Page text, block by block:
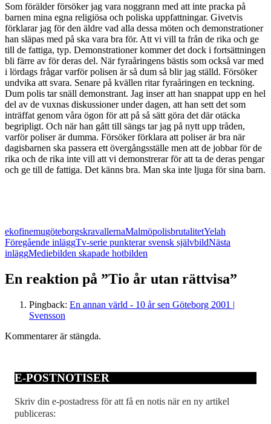
Som förälder försöker jag vara noggrann med att inte pracka på
barnen mina egna religiösa och poliska uppfattningar. Givetvis
förklarar jag för den äldre vad alla dessa möten och demonstrationer
han släpas med på ska vara bra för. Att vi vill ta från de rika och ge
till de fattiga, typ. Demonstrationer kommer det dock i fortsättningen
bli färre av för deras del. När fyraåringens bästis som också var med
i lördags frågar varför polisen är så dum så blir jag ställd. Försöker
undvika att svara. Senare på kvällen ritar fyraåringen en teckning.
Dum polis tar snäll demonstrant. Jag inser att han snappat upp en hel
del av de vuxnas diskussioner under dagen, att han sett det som
inträffat genom våra ögon för att på så sätt göra det där otäcka
begripligt. Och när han gått till sängs tar jag på nytt upp tråden,
varför poliser är dumma. Försöker förklara att poliser är bra när
dagisbarnen ska passera ett övergångsställe men att de jobbar för de
rika och de rika inte vill att vi demonstrerar för att ta de deras pengar
och ge till de fattiga. Det känns bra. Man ska inte ljuga för sina barn.
ekofinemugöteborgskravallernaMalmöpolisbrutalitetYelah
Inläggsnavigering
Föregående inläggTv-serie punkterar svensk självbildNästa
inläggMediebilden skapade hotbilden
En reaktion på ”Tio år utan rättvisa”
Pingback: En annan värld - 10 år sen Göteborg 2001 |
Svensson
Kommentarer är stängda.
E-POSTNOTISER
Skriv din e-postadress för att få en notis när en ny artikel
publiceras: